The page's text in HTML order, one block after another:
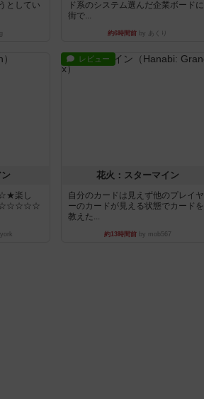
としてい
ド系のシステム選んだ企業ボードに
街で...
約6時間前 by あくり
楽し
☆☆☆☆☆
レビュー
花火：スターマイン
自分のカードは見えず他のプレイヤ
ーのカードが見える状態でカードを
教えた...
約13時間前by mob567